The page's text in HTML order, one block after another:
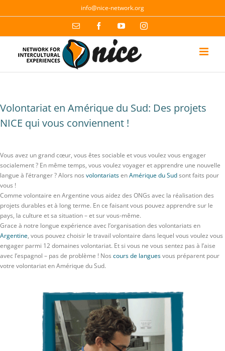
to
info@nice-network.org
Email FacebookYouTubeInstagram
Volontariat en Amérique du Sud: Des projets
NICE qui vous conviennent !
Vous avez un grand cœur, vous êtes sociable et vous voulez vous engager
socialement ? En même temps, vous voulez voyager et apprendre une nouvelle
langue à l’étranger ? Alors nos volontariatsenAmérique du Sudsont faits pour
vous !
Comme volontaire en Argentine vous aidez des ONGs avec la réalisation des
projets durables et à long terme. En ce faisant vous pouvez apprendre sur le
pays, la culture et sa situation – et sur vous-même.
Grace à notre longue expérience avec l’organisation des volontariats en
Argentine, vous pouvez choisir le travail volontaire dans lequel vous voulez vous
engager parmi 12 domaines volontariat. Et si vous ne vous sentez pas à l’aise
avec l’espagnol – pas de problème ! Nos cours de languesvous préparent pour
votre volontariat en Amérique du Sud.